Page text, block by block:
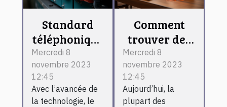
Standard
téléphonique
virtuel :
l’essentiel de
ce qu’il faut
retenir !
Mercredi 8
novembre 2023
12:45
Avec l’avancée de
la technologie, le
Comment
trouver des
meilleurs
bons plans
sur internet ?
Mercredi 8
novembre 2023
12:45
Aujourd’hui, la
plupart des